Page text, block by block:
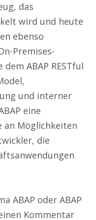
das
wird und heute
ebenso
Premises-
ABAP RESTful
und interner
eine
an Möglichkeiten
die
ABAP oder ABAP
Kommentar